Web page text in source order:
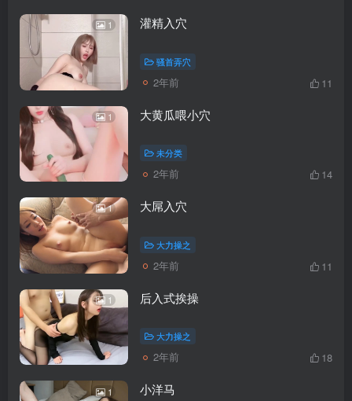
1 灌精入穴
骚首弄穴
2年前 11
1 大黄瓜喂小穴
未分类
2年前 14
1 大屌入穴
大力操之
2年前 11
1 后入式挨操
大力操之
2年前 18
1 小洋马